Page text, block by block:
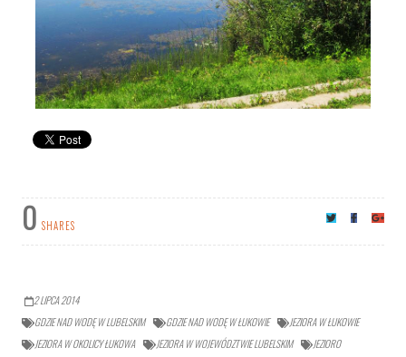
0 SHARES
2 LIPCA 2014
GDZIE NAD WODĘ W LUBELSKIM
GDZIE NAD WODĘ W ŁUKOWIE
JEZIORA W ŁUKOWIE
JEZIORA W OKOLICY ŁUKOWA
JEZIORA W WOJEWÓDZTWIE LUBELSKIM
JEZIORO